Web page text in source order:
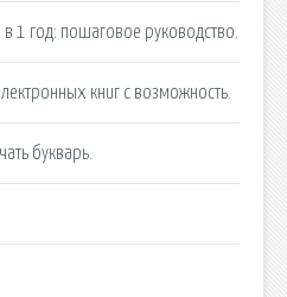
1 год: пошаговое руководство.
книг с возможность.
букварь.